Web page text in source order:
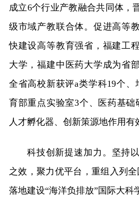
成立6个行业产教融合共同体，
级市域产教联合体。促进高等
快建设高等教育强省，福建工
大学，福建中医药大学成为省
全省高校新获评a类学科19个、
育部重点实验室3个、医药基础
人才孵化器、创新策源地作用有
科技创新提速加力。坚持
之效，聚力优平台，重组入列全
落地建设“海洋负排放”国际大科